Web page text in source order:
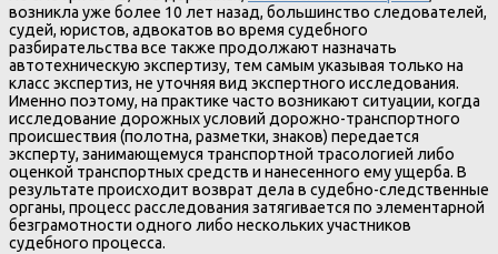
возникла уже более 10 лет назад, большинство следователей,
судей, юристов, адвокатов во время судебного
разбирательства все также продолжают назначать
автотехническую экспертизу, тем самым указывая только на
класс экспертиз, не уточняя вид экспертного исследования.
Именно поэтому, на практике часто возникают ситуации, когда
исследование дорожных условий дорожно-транспортного
происшествия (полотна, разметки, знаков) передается
эксперту, занимающемуся транспортной трасологией либо
оценкой транспортных средств и нанесенного ему ущерба. В
результате происходит возврат дела в судебно-следственные
органы, процесс расследования затягивается по элементарной
безграмотности одного либо нескольких участников
судебного процесса.